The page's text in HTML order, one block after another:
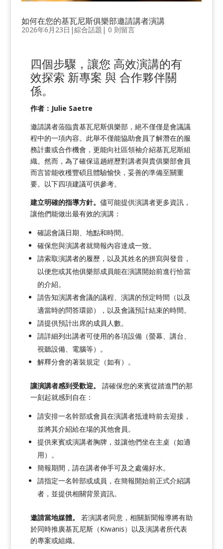
如何在您的基瓦尼斯俱樂部邀請講者演講
2026年6月23日 |綜合話題 | 0 則留言
四個步驟，讓您 高效演講的有
效探索 新專案 與 合作夥伴關
係。
作者：Julie Saetre
邀請講者蒞臨貴基瓦尼斯俱樂部，絕不僅僅是會議議
程中的一項內容。此舉不僅能協助會員了解潛在的服
務計畫或合作機會，更能向社區領袖介紹基瓦尼斯組
織。然而，為了確保這趟經歷對講者與貴俱樂部會員
而言皆能收穫豐碩且體驗愉快，妥善的準備至關重
要。以下四項建議可供參考。
建立明確的指導方針。 儘可能提供演講者更多資訊，
讓他們能做出最有效的演講：
確認會議日期、地點和時間。
確保您與演講者就簡報內容達成一致。
請索取演講者的履歷，以及其姓名的拼寫與發音，
以便您或其他俱樂部成員能在演講開始前進行恰當
的介紹。
請告知演講者會議的議程、演講的預定時間（以及
適當時的問答環節），以及會議預計結束的時間。
請提供預計出席的成員人數。
請詳細列出講者可使用的各項設備（螢幕、講台、
視聽設備、電腦等）。
解釋分會的著裝規定（如有）。
讓演講者感到受歡迎。
請確保您的來賓從踏進門的那
一刻起就感到自在：
請安排一名幹部或會員在演講者抵達時前去迎接，
並將其介紹給在場的其他會員。
提供來賓或演講者胸牌，並讓他們坐在主桌（如適
用）。
簡報期間，請在講者伸手可及之處備好水。
請指定一名幹部或成員，在簡報開始前正式介紹講
者，並提供相關背景資訊。
邀請當地媒體。
若演講者同意，相關新聞報導將有助
於同時推廣基瓦尼斯（Kiwanis）以及演講者所代表
的專案或組織。